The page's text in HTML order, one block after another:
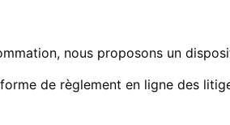
nous proposons un
de règlement en ligne des